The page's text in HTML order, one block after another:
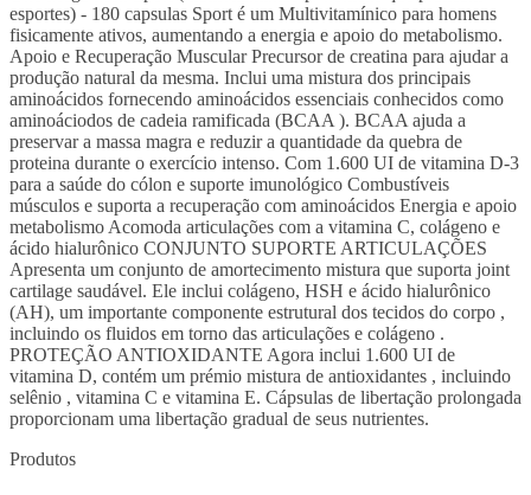
esportes) - 180 capsulas Sport é um Multivitamínico para homens
fisicamente ativos, aumentando a energia e apoio do metabolismo.
Apoio e Recuperação Muscular Precursor de creatina para ajudar a
produção natural da mesma. Inclui uma mistura dos principais
aminoácidos fornecendo aminoácidos essenciais conhecidos como
aminoáciodos de cadeia ramificada (BCAA ). BCAA ajuda a
preservar a massa magra e reduzir a quantidade da quebra de
proteina durante o exercício intenso. Com 1.600 UI de vitamina D-3
para a saúde do cólon e suporte imunológico Combustíveis
músculos e suporta a recuperação com aminoácidos Energia e apoio
metabolismo Acomoda articulações com a vitamina C, colágeno e
ácido hialurônico CONJUNTO SUPORTE ARTICULAÇÕES
Apresenta um conjunto de amortecimento mistura que suporta joint
cartilage saudável. Ele inclui colágeno, HSH e ácido hialurônico
(AH), um importante componente estrutural dos tecidos do corpo ,
incluindo os fluidos em torno das articulações e colágeno .
PROTEÇÃO ANTIOXIDANTE Agora inclui 1.600 UI de
vitamina D, contém um prémio mistura de antioxidantes , incluindo
selênio , vitamina C e vitamina E. Cápsulas de libertação prolongada
proporcionam uma libertação gradual de seus nutrientes.
Produtos